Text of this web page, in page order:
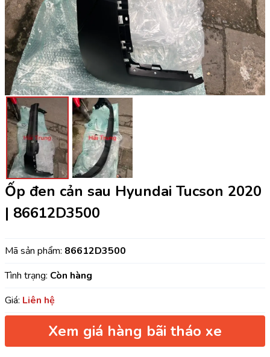
Ốp đen cản sau Hyundai Tucson 2020
| 86612D3500
Mã sản phẩm: 86612D3500
Tình trạng: Còn hàng
Giá: Liên hệ
Xem giá hàng bãi tháo xe